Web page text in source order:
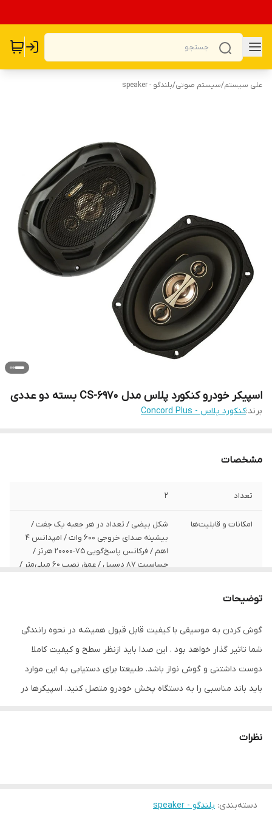
علی سیستم/سیستم صوتی/بلندگو - speaker
اسپیکر خودرو کنکورد پلاس مدل CS-6970 بسته دو عددی
برند:کنکورد پلاس - Concord Plus
مشخصات
تعداد 2
امکانات و قابلیت‌ها
شکل بیضی / تعداد در هر جعبه یک جفت /
بیشینه صدای خروجی 600 وات / امپدانس 4
اهم / فرکانس پاسخ‌گویی 75-20000 هرتز /
حساسیت 87 دسیبل / عمق نصب 60 میلی‌متر /
سایز
عمق نصب 60 میلی‌متر
نوع بلندگو اسپیکر کواکسیال , بیضی
وزن 1235 گرم
توضیحات
گوش کردن به موسیقی با کیفیت قابل قبول همیشه در نحوه رانندگی
شما تاثیر گذار خواهد بود . این صدا باید ازنظر سطح و کیفیت کاملا
دوست داشتنی و گوش نواز باشد. طبیعتا برای دستیابی به این موارد
باید باند مناسبی را به دستگاه پخش خودرو متصل کنید. اسپیکرها در
همچنین میزان صدایی که شما نیاز به آن دارید ، می‌توانید اسپیکر
شرکت مدل‌های مختلف اسپیکر را در اشکال مختلف تولید می‌کند باند
نظرات
دسته‌بندی: بلندگو - speaker